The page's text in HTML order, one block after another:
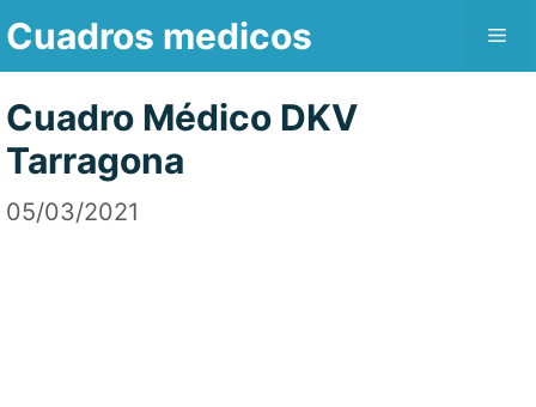
Saltar
contenido
Cuadros medicos
Cuadro Médico DKV
Tarragona
05/03/2021